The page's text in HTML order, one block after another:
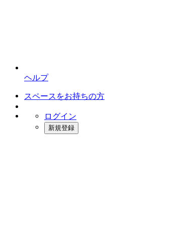
ヘルプ
スペースをお持ちの方
ログイン
新規登録